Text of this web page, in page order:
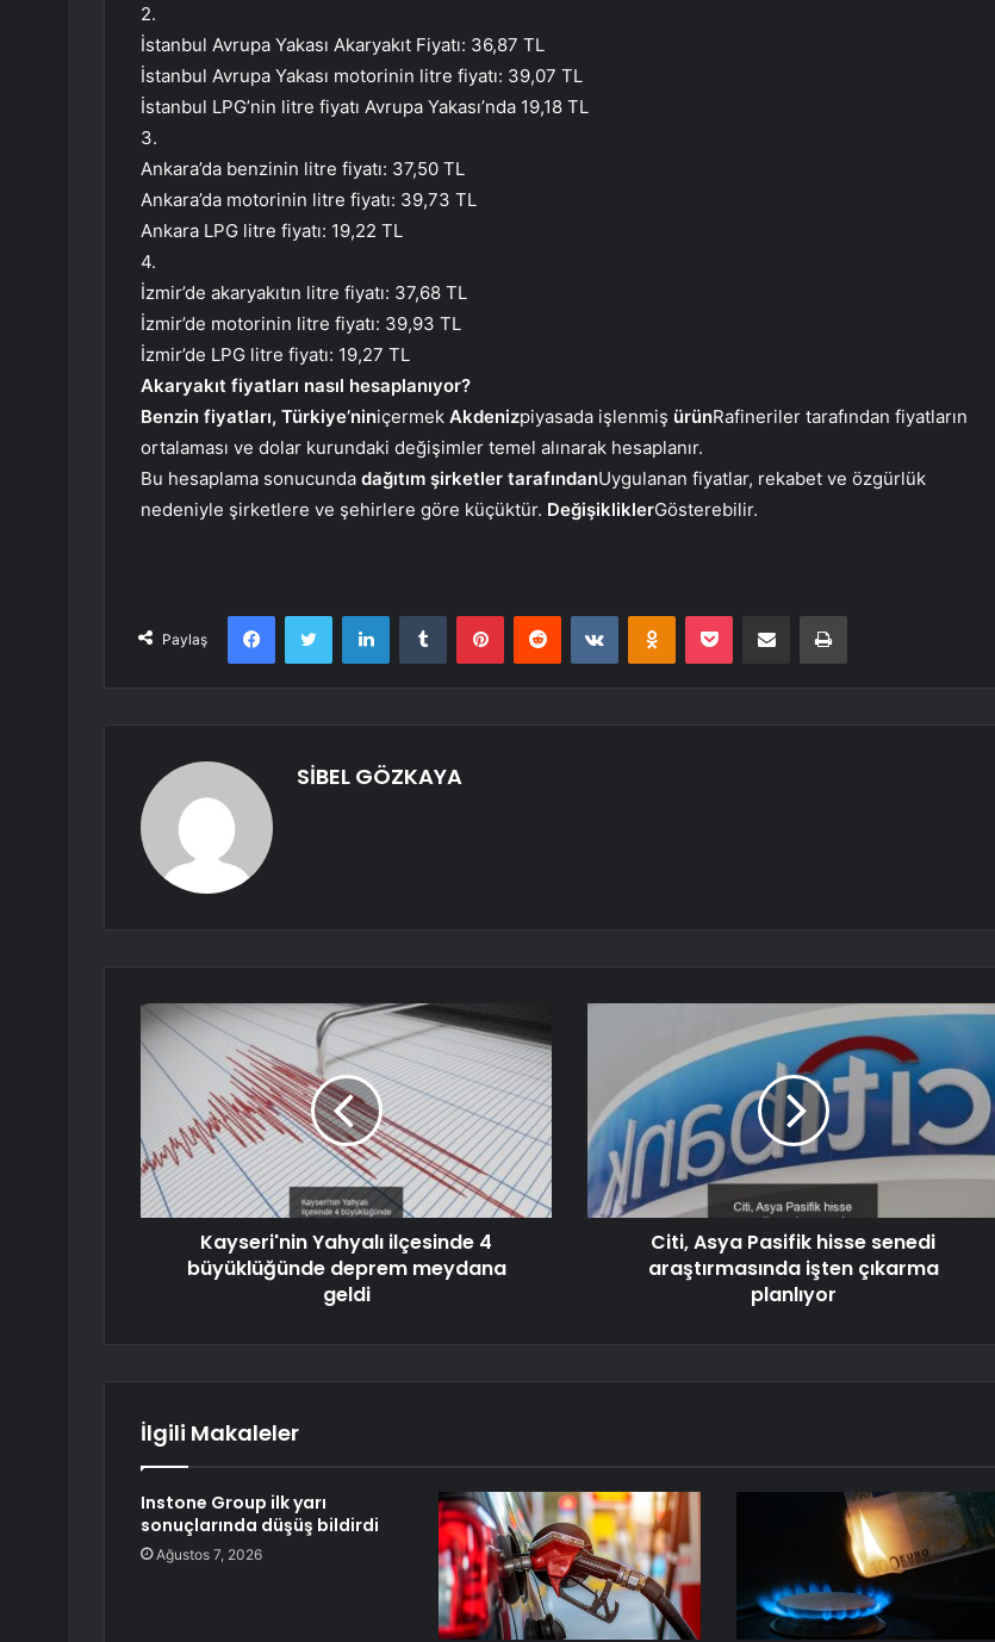
2.
İstanbul Avrupa Yakası Akaryakıt Fiyatı: 36,87 TL
İstanbul Avrupa Yakası motorinin litre fiyatı: 39,07 TL
İstanbul LPG’nin litre fiyatı Avrupa Yakası’nda 19,18 TL
3.
Ankara’da benzinin litre fiyatı: 37,50 TL
Ankara’da motorinin litre fiyatı: 39,73 TL
Ankara LPG litre fiyatı: 19,22 TL
4.
İzmir’de akaryakıtın litre fiyatı: 37,68 TL
İzmir’de motorinin litre fiyatı: 39,93 TL
İzmir’de LPG litre fiyatı: 19,27 TL
Akaryakıt fiyatları nasıl hesaplanıyor?
Benzin fiyatları, Türkiye’niniçermek Akdenizpiyasada işlenmiş ürünRafineriler tarafından fiyatların
ortalaması ve dolar kurundaki değişimler temel alınarak hesaplanır.
Bu hesaplama sonucunda dağıtım şirketler tarafındanUygulanan fiyatlar, rekabet ve özgürlük
nedeniyle şirketlere ve şehirlere göre küçüktür. DeğişikliklerGösterebilir.
Paylaş
FacebookTwitter LinkedInTumblr PinterestReddit VKontakteOdnoklassniki
Pocket E-Posta ile paylaş Yazdır
SİBEL GÖZKAYA
Kayseri'nin Yahyalı ilçesinde 4
büyüklüğünde deprem meydana
geldi
Citi, Asya Pasifik hisse senedi
araştırmasında işten çıkarma
planlıyor
İlgili Makaleler
Instone Group ilk yarı
sonuçlarında düşüş bildirdi
Ağustos 7, 2026